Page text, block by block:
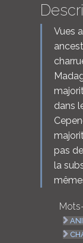
Vues
dans
pas
la